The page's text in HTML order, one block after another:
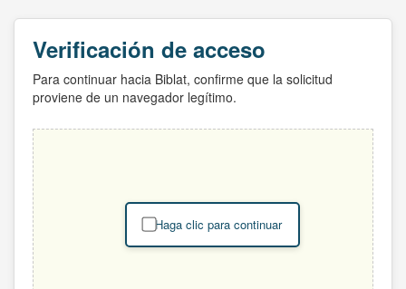
Verificación de acceso
Para continuar hacia Biblat, confirme que la solicitud
proviene de un navegador legítimo.
Haga clic para continuar